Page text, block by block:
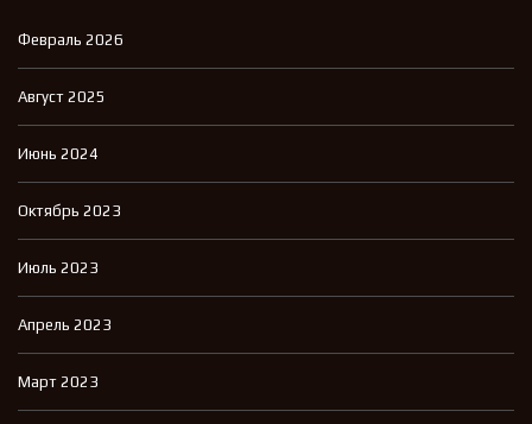
Февраль 2026
Август 2025
Июнь 2024
Октябрь 2023
Июль 2023
Апрель 2023
Март 2023